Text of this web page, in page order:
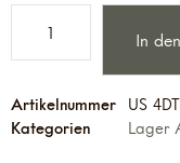
In
Artikelnummer
US
Kategorien
Lager